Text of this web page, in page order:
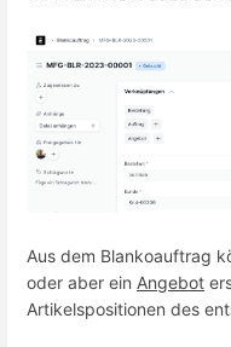
Aus dem Blankoauftrag
oder aber ein Angebot
Artikelspositionen des